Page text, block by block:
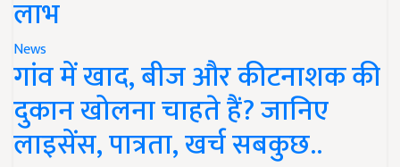
लाभ
News
गांव में खाद, बीज और कीटनाशक की
दुकान खोलना चाहते हैं? जानिए
लाइसेंस, पात्रता, खर्च सबकुछ..